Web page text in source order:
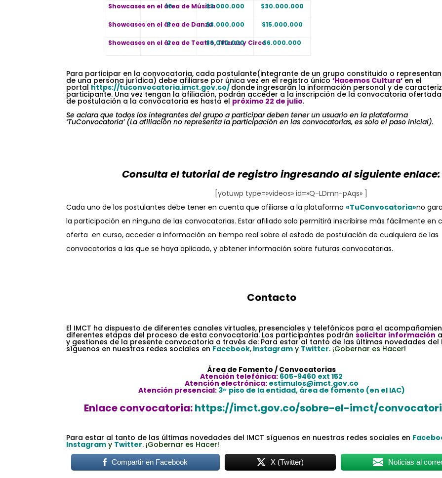
Showcases en el área de Música
10 $3.000.000 $30.000.000
Showcases en el área de Danza
5 $3.000.000 $15.000.000
Showcases en el área de Teatro, Títeres y Circo
2 $3.000.000 $6.000.000
Para participar en la convocatoria, cada postulante(integrante de un grupo constituido o
de una persona jurídica) debe afiliarse por única vez en el registro único‘Hacemos Cultura‘ en el
portal https://tuconvocatoria.imct.gov.co/ donde ingresarán la información personal y de
participante. Una vez tengan la afiliación, podrán acceder a la inscripción de la convocatoria
de postulación a la convocatoria es hasta el próximo 22 de julio.
Se aclara que todos los integrantes del grupo a participar deben tener un usuario en la plataforma
‘TuConvocatoria’ (La afiliación no representa la participación en las convocatorias, es solo el paso inicial).
Consulta el tutorial de registro ingresando al siguiente enlace:
[yotuwp type=»videos» id=»Q-LDmn-pAqs» ]
Cada uno de los postulantes debe tener en cuenta que afiliarse a la plataforma«TuConvocatoria»no
la participación en ninguna de las convocatorias. Estar afiliado solo permitirá inscribirse más fácilmente en
oferta en curso, acceder a información en tiempo real sobre el estado de postulación de cualquiera de las
convocatorias a las que se haya aplicado, y obtener información sobre futuras convocatorias.
Contacto
El IMCT ha dispuesto de diferentes canales virtuales, presenciales y telefónicos para el
diferentes etapas del proceso de esta convocatoria. Los participantes podránsolicitar información
y gestiones de la presente convocatoria a través de: Para estar al tanto de las últimas novedades del
síguenos en nuestras redes sociales en Facebook, Instagram y Twitter. ¡Gobernar es Hacer!
Área de Fomento / Convocatorias
Atención telefónica: 605-9460 ext 152
Atención electrónica: estimulos@imct.gov.co
Atención presencial: 3ᵉʳ piso de la entidad, área de fomento (en el IAC)
Enlace convocatoria:https://imct.gov.co/sobre-el-imct/
Para estar al tanto de las últimas novedades del IMCT síguenos en nuestras redes sociales en
Instagram y Twitter. ¡Gobernar es Hacer!
Compartir en Facebook X (Twitter) Noticias al